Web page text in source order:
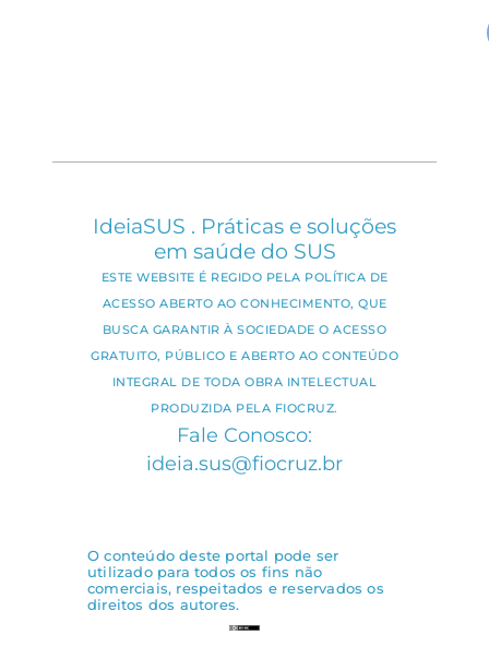
IdeiaSUS . Práticas e soluções
em saúde do SUS
ESTE WEBSITE É REGIDO PELA POLÍTICA DE
ACESSO ABERTO AO CONHECIMENTO, QUE
BUSCA GARANTIR À SOCIEDADE O ACESSO
GRATUITO, PÚBLICO E ABERTO AO CONTEÚDO
INTEGRAL DE TODA OBRA INTELECTUAL
PRODUZIDA PELA FIOCRUZ.
Fale Conosco:
ideia.sus@fiocruz.br
O conteúdo deste portal pode ser
utilizado para todos os fins não
comerciais, respeitados e reservados os
direitos dos autores.